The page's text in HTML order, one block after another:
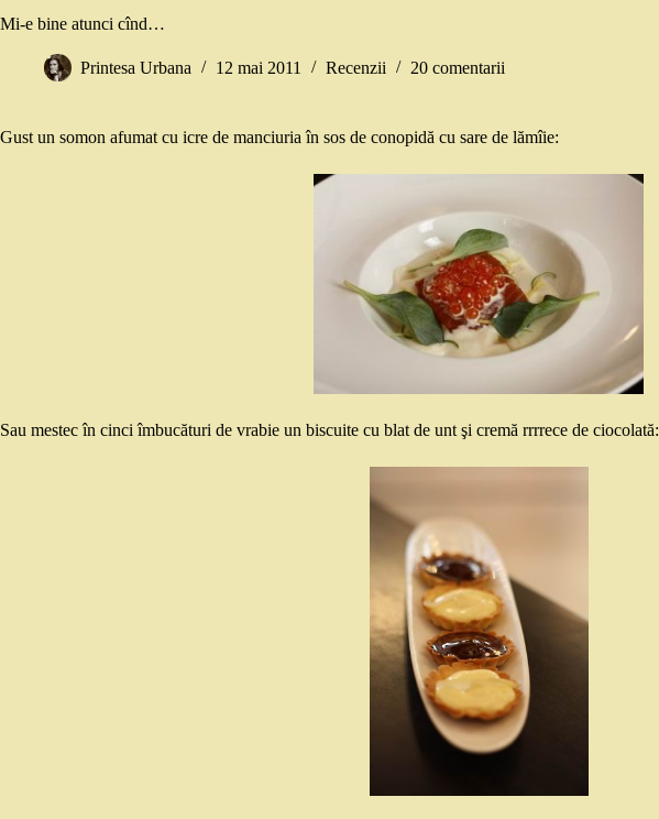
Mi-e bine atunci cînd…
Printesa Urbana 12 mai 2011 Recenzii 20 comentarii
Gust un somon afumat cu icre de manciuria în sos de conopidă cu sare de lămîie:
Sau mestec în cinci îmbucături de vrabie un biscuite cu blat de unt şi cremă rrrrece de ciocolată: